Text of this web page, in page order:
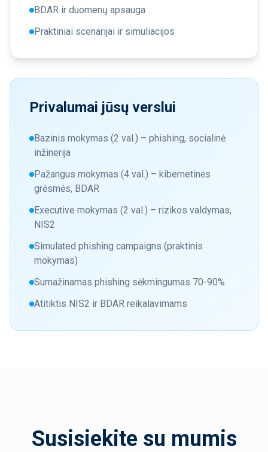
BDAR ir duomenų apsauga
Praktiniai scenarijai ir simuliacijos
Privalumai jūsų verslui
Bazinis mokymas (2 val.) – phishing, socialinė
inžinerija
Pažangus mokymas (4 val.) – kibernetinės
grėsmės, BDAR
Executive mokymas (2 val.) – rizikos valdymas,
NIS2
Simulated phishing campaigns (praktinis
mokymas)
Sumažinamas phishing sėkmingumas 70-90%
Atitiktis NIS2 ir BDAR reikalavimams
Susisiekite su mumis